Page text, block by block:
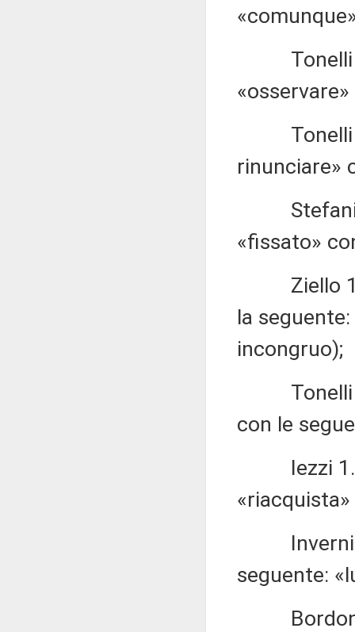
Tonelli
Tonelli
rinunciare»
Stefani
«fissato»
Ziello
la
incongruo);
Tonelli
con le
Iezzi
Invernizzi
seguente:
Bordonali